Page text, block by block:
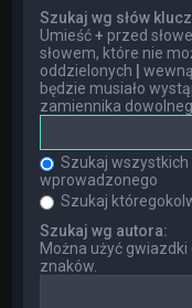
Szukaj wg słów
Umieść+ przed
słowem, które nie
oddzielonych
będzie musiało
zamiennika
Szukaj wszystkich
wprowadzonego
Szukaj
Szukaj wg autora:
Można użyć
znaków.